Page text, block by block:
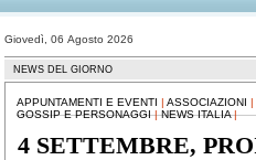
Giovedì, 06 Agosto 2026
NEWS DEL GIORNO
APPUNTAMENTI E EVENTI | ASSOCIAZIONI |
GOSSIP E PERSONAGGI|NEWS ITALIA|
4 SETTEMBRE,